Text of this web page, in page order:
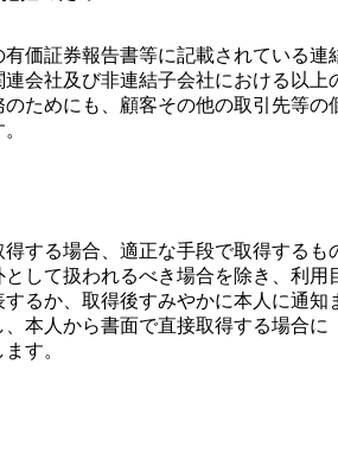
有価証券報告書等に記載されている連
会社及び非連結子会社における以上
ためにも、顧客その他の取引先等の
する場合、適正な手段で取得するも
して扱われるべき場合を除き、利用
るか、取得後すみやかに本人に通知
本人から書面で直接取得する場合に
す。